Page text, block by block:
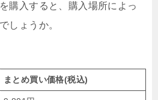
購入すると、購入場所によっ
しょうか。
まとめ買い価格(税込)